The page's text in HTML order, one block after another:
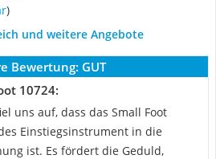
)
und weitere Angebote
Bewertung: GUT
10724:
uns auf, dass das Small Foot
Einstiegsinstrument in die
ist. Es fördert die Geduld,